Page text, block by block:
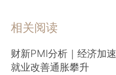
相关阅读
财新PMI分析｜经济加
就业改善通胀攀升